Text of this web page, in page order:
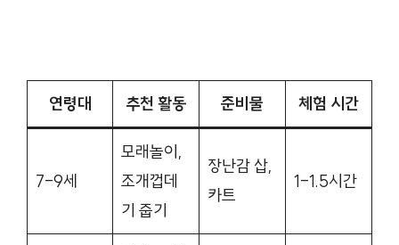
연령대 추천 활동 준비물 체험 시간
7-9세
모래놀이,
조개껍데
기 줍기
장난감 삽,
카트
1-1.5시간